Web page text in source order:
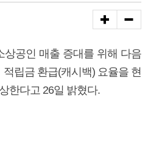
상공인 매출 증대를 위해 다음
립금 환급(캐시백) 요율을 현
한다고 26일 밝혔다.